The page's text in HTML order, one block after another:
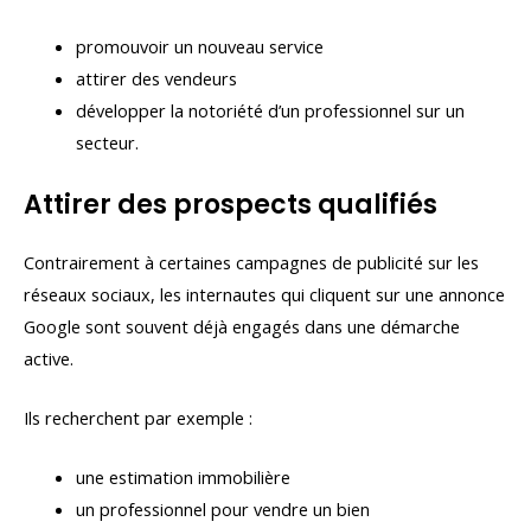
promouvoir un nouveau service
attirer des vendeurs
développer la notoriété d’un professionnel sur un
secteur.
Attirer des prospects qualifiés
Contrairement à certaines campagnes de publicité sur les
réseaux sociaux, les internautes qui cliquent sur une annonce
Google sont souvent déjà engagés dans une démarche
active.
Ils recherchent par exemple :
une estimation immobilière
un professionnel pour vendre un bien